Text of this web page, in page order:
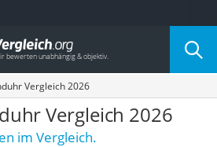
nach Kategorie
Vergleich 2026
Vergleich 2026
im Vergleich.